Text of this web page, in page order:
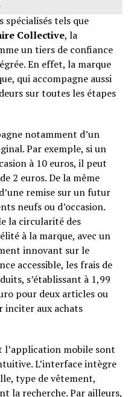
spécialisés tels que
Collective, la
un tiers de confiance
En effet, la marque
qui accompagne aussi
sur toutes les étapes
notamment d’un
Par exemple, si un
à 10 euros, il peut
2 euros. De la même
remise sur un futur
neufs ou d’occasion.
la circularité des
à la marque, avec un
innovant sur le
accessible, les frais de
s’établissant à 1,99
pour deux articles ou
aux achats
mobile sont
L’interface intègre
type de vêtement,
la recherche. Par ailleurs,